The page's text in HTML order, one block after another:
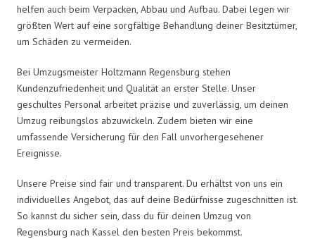
helfen auch beim Verpacken, Abbau und Aufbau. Dabei legen wir
größten Wert auf eine sorgfältige Behandlung deiner Besitztümer,
um Schäden zu vermeiden.
Bei Umzugsmeister Holtzmann Regensburg stehen
Kundenzufriedenheit und Qualität an erster Stelle. Unser
geschultes Personal arbeitet präzise und zuverlässig, um deinen
Umzug reibungslos abzuwickeln. Zudem bieten wir eine
umfassende Versicherung für den Fall unvorhergesehener
Ereignisse.
Unsere Preise sind fair und transparent. Du erhältst von uns ein
individuelles Angebot, das auf deine Bedürfnisse zugeschnitten ist.
So kannst du sicher sein, dass du für deinen Umzug von
Regensburg nach Kassel den besten Preis bekommst.